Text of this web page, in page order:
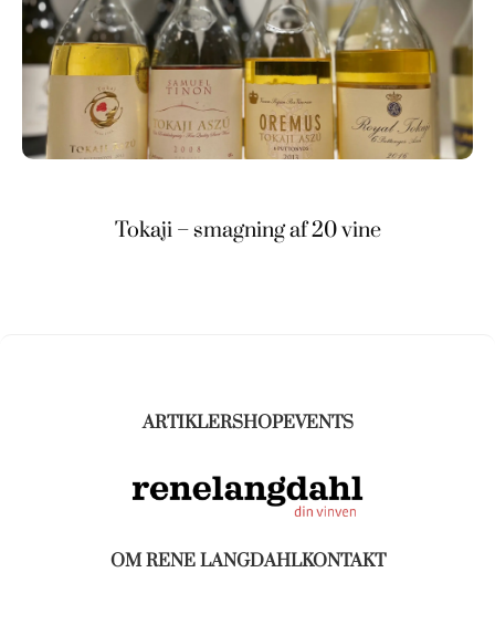
Tokaji – smagning af 20 vine
ARTIKLERSHOPEVENTS
OM RENE LANGDAHLKONTAKT